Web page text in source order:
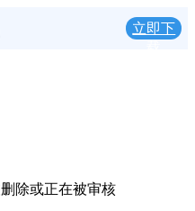
立即下
除或正在被审核